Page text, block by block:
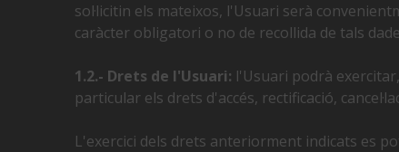
sol·licitin els mateixos, l'Usuari serà
caràcter obligatori o no de recollida de tals
1.2.- Drets de l'Usuari: l'Usuari podrà
particular els drets d'accés, rectificació,
L'exercici dels drets anteriorment indicats es